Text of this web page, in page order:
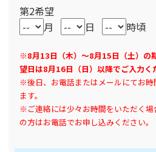
第2希望
月
日 時頃
※8月13日（木）～8月15日（土）の
望日は8月16日（日）以降でご入力く
※後日、お電話またはメールにてお時
ます。
※ご連絡には少々お時間をいただく場
の方はお電話でお申し込みください。